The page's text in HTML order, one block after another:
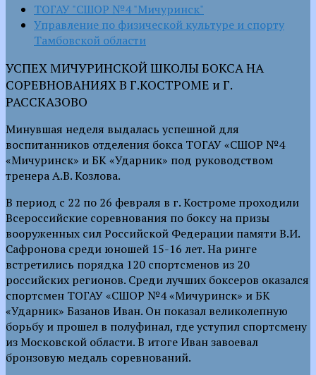
ТОГАУ "СШОР №4 "Мичуринск"
Управление по физической культуре и спорту
Тамбовской области
УСПЕХ МИЧУРИНСКОЙ ШКОЛЫ БОКСА НА
СОРЕВНОВАНИЯХ В Г.КОСТРОМЕ и Г.
РАССКАЗОВО
Минувшая неделя выдалась успешной для
воспитанников отделения бокса ТОГАУ «СШОР №4
«Мичуринск» и БК «Ударник» под руководством
тренера А.В. Козлова.
В период с 22 по 26 февраля в г. Костроме проходили
Всероссийские соревнования по боксу на призы
вооруженных сил Российской Федерации памяти В.И.
Сафронова среди юношей 15-16 лет. На ринге
встретились порядка 120 спортсменов из 20
российских регионов. Среди лучших боксеров оказался
спортсмен ТОГАУ «СШОР №4 «Мичуринск» и БК
«Ударник» Базанов Иван. Он показал великолепную
борьбу и прошел в полуфинал, где уступил спортсмену
из Московской области. В итоге Иван завоевал
бронзовую медаль соревнований.